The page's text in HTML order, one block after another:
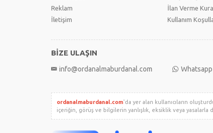
Reklam
İletişim
İlan Verme
Kullanım
BİZE ULAŞIN
info@ordanalmaburdanal.com
ordanalmaburdanal.com'da yer alan kullanıcıların
içeriğin, görüş ve bilgilerin yanlışlık, eksiklik veya yasalarla